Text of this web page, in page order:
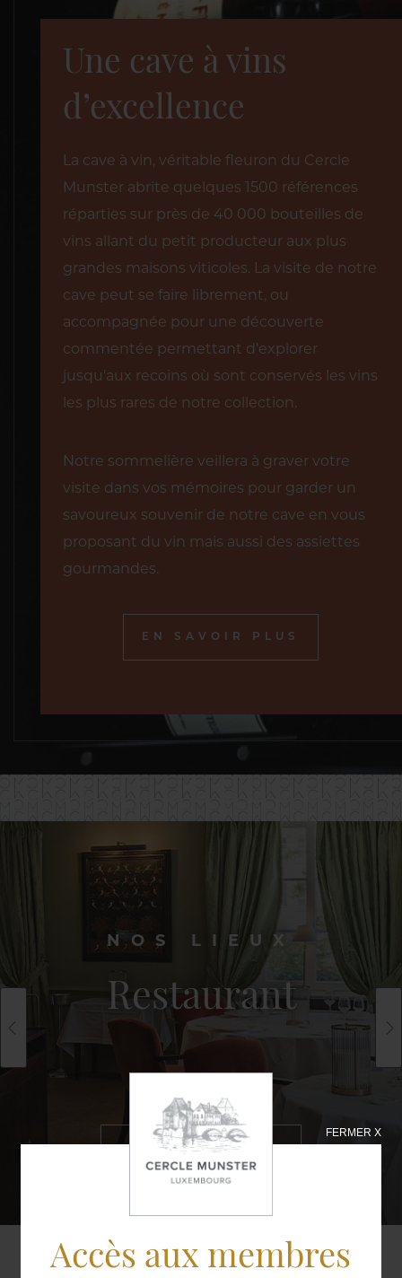
Accès aux membres
FERMER X
Une cave à vins
d’excellence
La cave à vin, véritable fleuron du Cercle
Munster abrite quelques 1500 références
réparties sur près de 40 000 bouteilles de
vins allant du petit producteur aux plus
grandes maisons viticoles. La visite de notre
cave peut se faire librement, ou
accompagnée pour une découverte
commentée permettant d’explorer
jusqu’aux recoins où sont conservés les vins
les plus rares de notre collection.
Notre sommelière veillera à graver votre
visite dans vos mémoires pour garder un
savoureux souvenir de notre cave en vous
proposant du vin mais aussi des assiettes
gourmandes.
EN SAVOIR PLUS
NOS LIEUX
Restaurant
EN SAVOIR
PLUS